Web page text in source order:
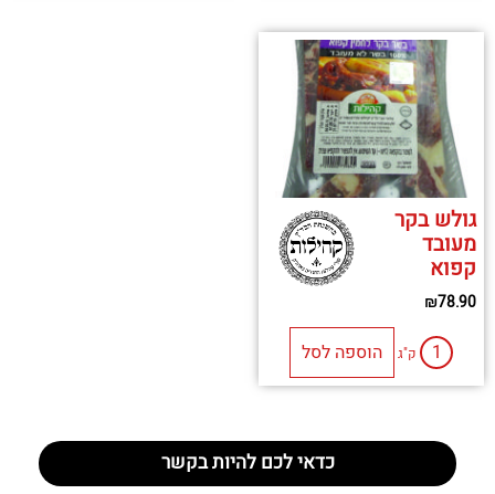
גולש בקר
מעובד
קפוא
₪78.90
ק"ג הוספה לסל
כדאי לכם להיות בקשר